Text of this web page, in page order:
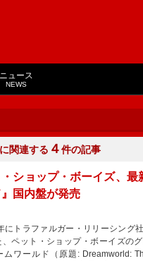
ニュース
NEWS
に関連する ４件の記事
ショップ・ボーイズ、最
国内盤が発売
トラファルガー・リリーシング
、ペット・ショップ・ボーイズの
ムワールド（原題: Dreamworld: